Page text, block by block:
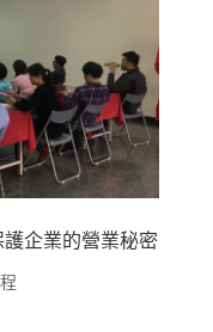
企業的營業秘密